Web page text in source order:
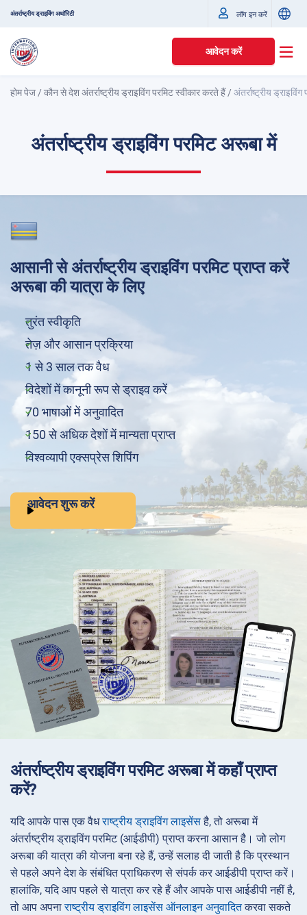
अंतर्राष्ट्रीय ड्राइविंग अथॉरिटी लॉग इन करें
आवेदन करें
होम पेज /कौन से देश अंतर्राष्ट्रीय ड्राइविंग परमिट स्वीकार करते हैं/अंतर्राष्ट्रीय
अंतर्राष्ट्रीय ड्राइविंग परमिट अरूबा में
आसानी से अंतर्राष्ट्रीय ड्राइविंग परमिट प्राप्त करें
अरूबा की यात्रा के लिए
तुरंत स्वीकृति
तेज़ और आसान प्रक्रिया
1 से 3 साल तक वैध
विदेशों में कानूनी रूप से ड्राइव करें
70 भाषाओं में अनुवादित
150 से अधिक देशों में मान्यता प्राप्त
विश्वव्यापी एक्सप्रेस शिपिंग
आवेदन शुरू करें
अंतर्राष्ट्रीय ड्राइविंग परमिट अरूबा में कहाँ प्राप्त
करें?
यदि आपके पास एक वैधराष्ट्रीय ड्राइविंग लाइसेंसहै, तो अरूबा में
अंतर्राष्ट्रीय ड्राइविंग परमिट (आईडीपी) प्राप्त करना आसान है। जो लोग
अरूबा की यात्रा की योजना बना रहे हैं, उन्हें सलाह दी जाती है कि प्रस्थान
से पहले अपने देश के संबंधित प्राधिकरण से संपर्क कर आईडीपी प्राप्त करें।
हालांकि, यदि आप पहले से यात्रा कर रहे हैं और आपके पास आईडीपी नहीं है,
तो आप अपनाराष्ट्रीय ड्राइविंग लाइसेंस ऑनलाइन अनुवादितकरवा सकते